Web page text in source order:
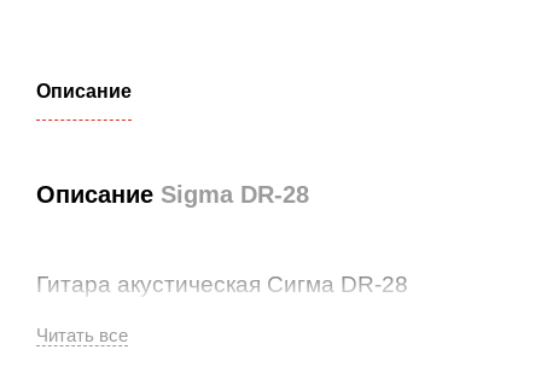
Описание
Описание Sigma DR-28
Гитара акустическая Сигма DR-28